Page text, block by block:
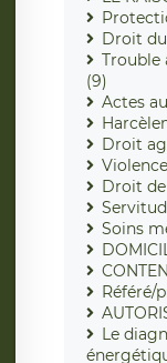
Droit
Trouble
(9)
Actes
Droit
Droit
Soins
Référé/
Le